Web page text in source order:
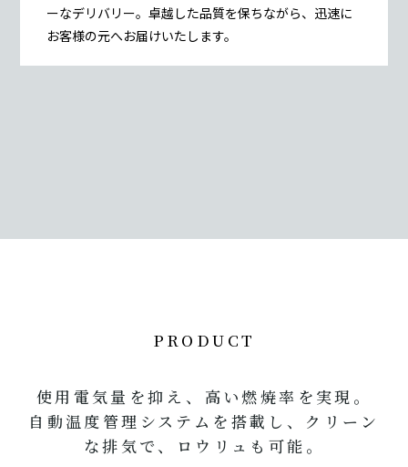
ーなデリバリー。卓越した品質を保ちながら、迅速に
お客様の元へお届けいたします。
PRODUCT
使用電気量を抑え、 高い燃焼率を実現。
自動温度管理システムを搭載し、クリーン
な排気で、ロウリュも可能。